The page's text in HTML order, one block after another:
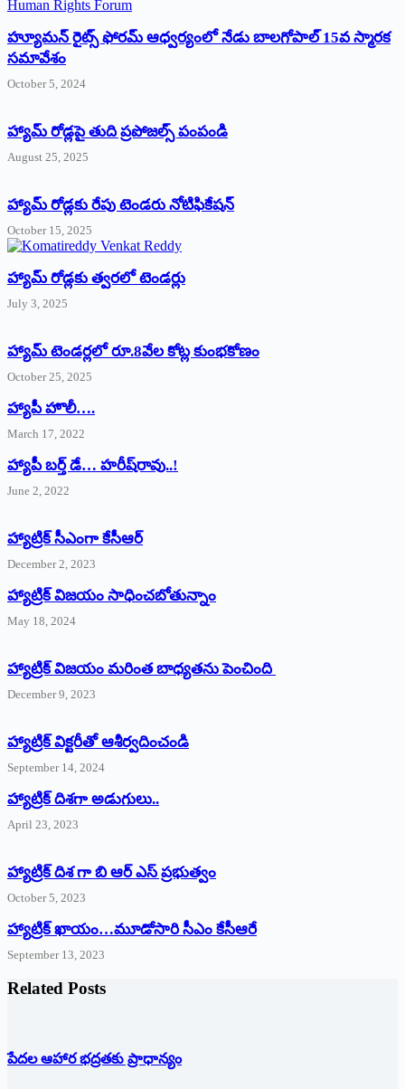
హ్యూమన్‌ రైట్స్‌ ఫోరమ్‌ ఆధ్వర్యంలో నేడు బాలగోపాల్‌ 15వ స్మారక
సమావేశం
October 5, 2024
హ్యామ్‌ రోడ్లపై తుది ప్రపోజల్స్‌ పంపండి
August 25, 2025
హ్యామ్‌ రోడ్లకు రేపు టెండరు నోటిఫికేషన్‌
October 15, 2025
హ్యామ్‌ రోడ్లకు త్వరలో టెండర్లు
July 3, 2025
హ్యామ్‌ ‌టెండర్లలో రూ.8వేల కోట్ల కుంభకోణం
October 25, 2025
హ్యాపీ హొలీ….
March 17, 2022
హ్యాపీ బర్త్ ‌డే… హరీష్‌రావు..!
June 2, 2022
హ్యాట్రిక్‌ ‌సీఎంగా కేసీఆర్‌
December 2, 2023
హ్యాట్రిక్‌ విజయం సాధించబోతున్నాం
May 18, 2024
హ్యాట్రిక్ విజయం మరింత బాధ్యతను పెంచింది
December 9, 2023
హ్యాట్రిక్‌ ‌విక్టరీతో ఆశీర్వదించండి
September 14, 2024
‌హ్యాట్రిక్‌ ‌దిశగా అడుగులు..
April 23, 2023
హ్యాట్రిక్ దిశ గా బి ఆర్ ఎస్ ప్రభుత్వం
October 5, 2023
హ్యాట్రిక్‌ ‌ఖాయం…మూడోసారి సీఎం కేసీఆరే
September 13, 2023
Related Posts
పేదల ఆహార భద్రతకు ప్రాధాన్యం